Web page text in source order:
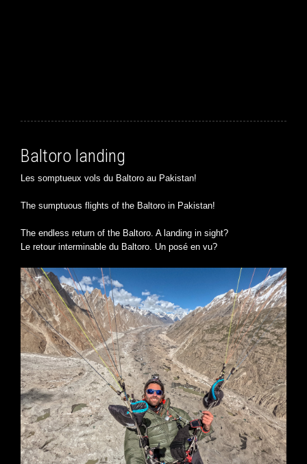
Baltoro landing
Les somptueux vols du Baltoro au Pakistan!
The sumptuous flights of the Baltoro in Pakistan!
The endless return of the Baltoro. A landing in sight?
Le retour interminable du Baltoro. Un posé en vu?